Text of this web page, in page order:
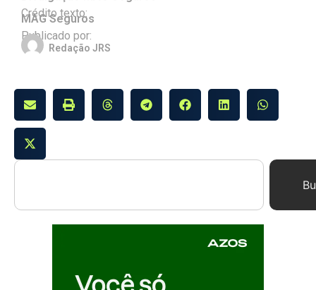
Crédito texto:
MAG Seguros
Publicado por:
Redação JRS